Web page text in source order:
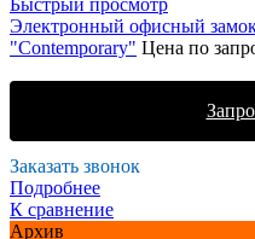
Электронный офисный
"Contemporary" Цена по
Заказать звонок
Подробнее
К сравнение
Архив